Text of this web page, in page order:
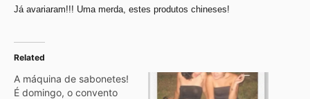
Já avariaram!!! Uma merda, estes produtos chineses!
Related
A máquina de sabonetes!
É domingo, o convento